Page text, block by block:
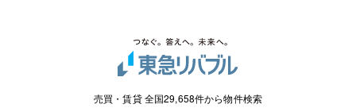
売買・賃貸 全国29,658件から物件検索